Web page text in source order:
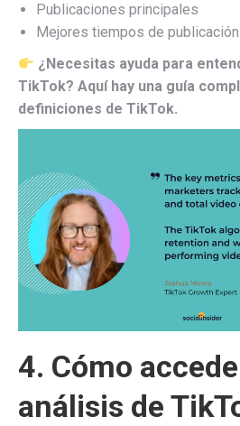
Publicaciones principales
Mejores tiempos de publicación
¿Necesitas ayuda para
TikTok? Aquí hay una guía
definiciones de TikTok.
4. Cómo
análisis de